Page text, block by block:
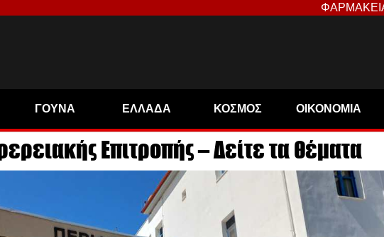
ΓΟΥΝΑ ΕΛΛΑΔΑ ΚΟΣΜΟΣ ΟΙΚΟΝΟΜΙΑ
Επιτροπής – Δείτε τα θέματα